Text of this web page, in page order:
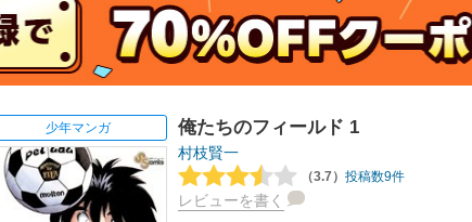
少年マンガ 俺たちのフィールド 1
村枝賢一
（3.7） 投稿数9件
レビューを書く